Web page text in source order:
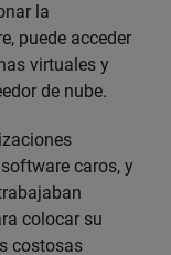
la
puede acceder
virtuales y
de nube.
caros, y
colocar su
costosas